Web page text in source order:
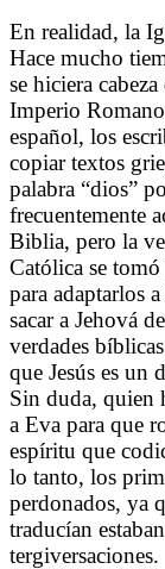
En realidad, la
Hace mucho
se hiciera
Imperio
español, los
copiar textos
palabra “dios”
frecuentemente
Biblia, pero la
Católica se
para adaptarlos
sacar a Jehová
verdades
que Jesús es un
Sin duda, quien
a Eva para que
espíritu que
lo tanto, los
perdonados, ya
traducían
tergiversaciones.